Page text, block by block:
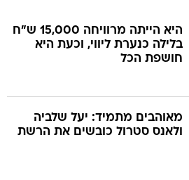
היא הייתה מרוויחה 15,000 ש"ח
בלילה כנערת ליווי, וכעת היא
חושפת הכל
מאוהבים מתמיד: יעל שלביה
ולאנס סטרול כובשים את הרשת